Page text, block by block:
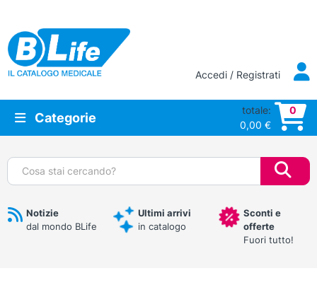
Vai al contenuto principale
Accedi / Registrati
Categorie
totale:
0,00 €
0
Cerca:
Notizie
dal mondo BLife
Ultimi arrivi
in catalogo
Sconti e
offerte
Fuori tutto!